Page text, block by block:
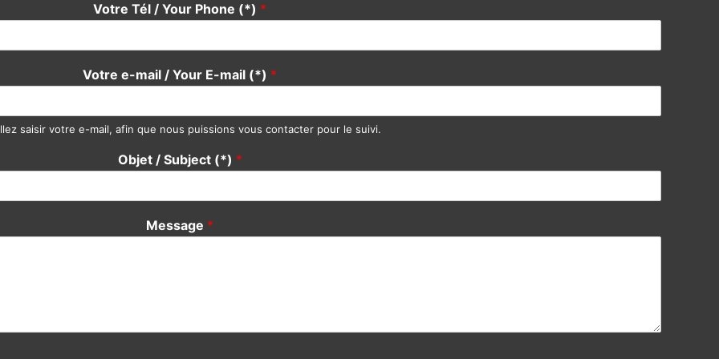
Votre Tél / Your Phone (*) *
Votre e-mail / Your E-mail (*) *
saisir votre e-mail, afin que nous puissions vous contacter pour le suivi.
Objet / Subject (*) *
Message *